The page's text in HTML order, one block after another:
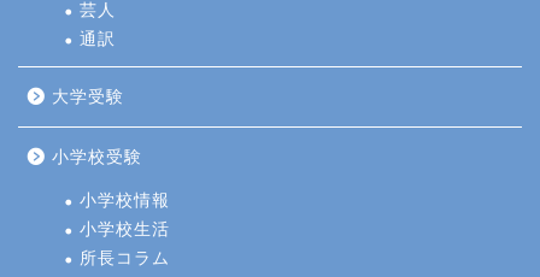
芸人
通訳
大学受験
小学校受験
小学校情報
小学校生活
所長コラム